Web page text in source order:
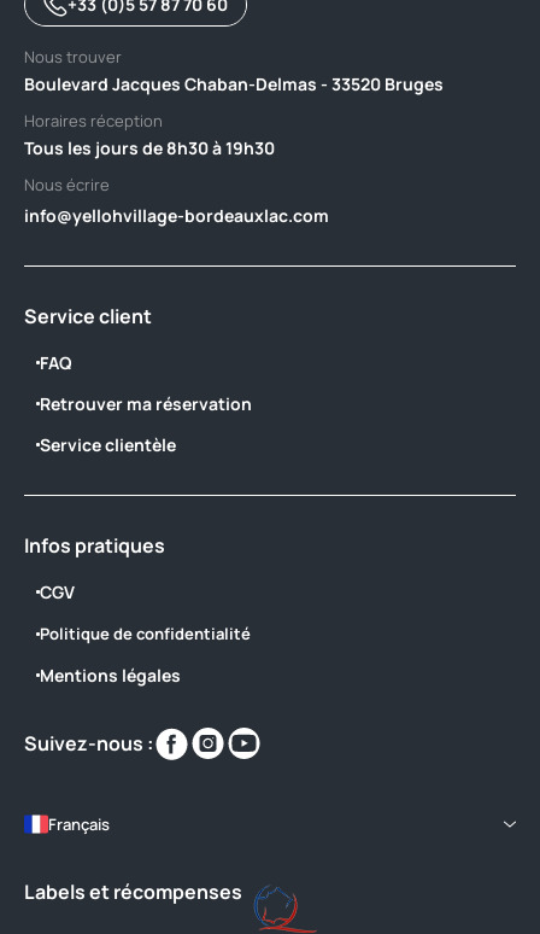
Nous trouver
Boulevard Jacques Chaban-Delmas - 33520 Bruges
Horaires réception
Tous les jours de 8h30 à 19h30
Nous écrire
info@yellohvillage-bordeauxlac.com
Service client
FAQ
Retrouver ma réservation
Service clientèle
Infos pratiques
CGV
Politique de confidentialité
Mentions légales
Suivez-nous :
Retrouvez-
nous
https://www.facebook.com/
Retrouvez-
nous
https://www.instagram.com/
https://www.youtube.com/
Français
Labels et récompenses